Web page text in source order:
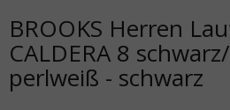
BROOKS Herren
CALDERA 8
perlweiß - schwarz